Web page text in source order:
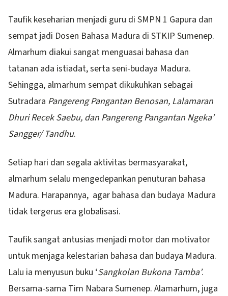
Taufik keseharian menjadi guru di SMPN 1 Gapura dan
sempat jadi Dosen Bahasa Madura di STKIP Sumenep.
Almarhum diakui sangat menguasai bahasa dan
tatanan ada istiadat, serta seni-budaya Madura.
Sehingga, almarhum sempat dikukuhkan sebagai
Sutradara Pangereng Pangantan Benosan, Lalamaran
Dhuri Recek Saebu, dan Pangereng Pangantan Ngeka’
Sangger/ Tandhu.
Setiap hari dan segala aktivitas bermasyarakat,
almarhum selalu mengedepankan penuturan bahasa
Madura. Harapannya, agar bahasa dan budaya Madura
tidak tergerus era globalisasi.
Taufik sangat antusias menjadi motor dan motivator
untuk menjaga kelestarian bahasa dan budaya Madura.
Lalu ia menyusun buku ‘Sangkolan Bukona Tamba’.
Bersama-sama Tim Nabara Sumenep. Alamarhum, juga